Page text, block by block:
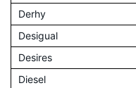
Derhy
Desigual
Desires
Diesel